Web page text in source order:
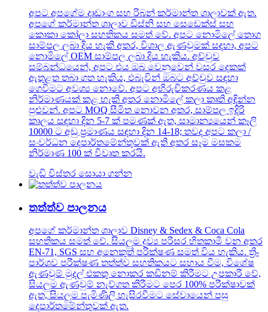
අපට අපගේම දෘඩාංග සහ රිබන් කර්මාන්ත ශාලාවක් ඇත.
අපගේ කර්මාන්ත ශාලාව ඩිස්නි සහ සෙඩෙක්ස් සහ
කොකා කෝලා සහතිකය සමත් වේ. අපට නොමිලේ තොග
සාම්පල ලබා දිය හැකි අතර, විශාල ඇණවුමක් සඳහා, අපට
නොමිලේ OEM සාම්පල ලබා දිය හැකිය. අච්චුව
සම්බන්ධයෙන්, අපට එය ඔබ වෙනුවෙන් වසර දෙකක්
ඇතුළත තබා ගත හැකිය, එබැවින් ඔබට අච්චුව සඳහා
ගෙවීමට අවශ්‍ය නොවේ. අපට අභිරුචිකරණය කළ
නිර්මාණයක් කළ හැකි අතර නොමිලේ කලා කෘති අඳින්න
පුළුවන්. අපට MOQ සීමිත නොවන අතර, සාම්පල ඉදිරි
කාලය සඳහා දින 5-7 ක් පමණක් ඇත, සාමාන්‍යයෙන් කෑලි
10000 ට අඩු ප්‍රමාණය සඳහා දින 14-18; තවද අපට කලා /
සංවර්ධන දෙපාර්තමේන්තුවක් ඇති අතර සෑම මසකම
නිර්මාණ 100 ක් විවෘත කරයි.
වැඩි විස්තර සොයා ගන්න
තත්ත්ව පාලනය
අපගේ කර්මාන්ත ශාලාව Disney & Sedex & Coca Cola
සහතිකය සමත් වේ. සියලුම ද්‍රව්‍ය පරිසර හිතකාමී වන අතර
EN-71, SGS සහ අනෙකුත් පරීක්ෂණ සමත් විය හැකිය. ත්‍රි-
පාර්ශව පරීක්ෂණ තත්ත්ව සහතිකයට සහාය වීම, විශේෂ
ඇණවුම් මුදල් එකතු නොකර කඩිනම් කිරීමට උපකාරී වේ,
සියලුම ඇණවුම් නැව්ගත කිරීමට පෙර 100% පරීක්ෂාවක්
ඇත, සියලුම පැමිණිලි හැසිරවීමට සේවායෙන් පසු
දෙපාර්තමේන්තුවක් ඇත.